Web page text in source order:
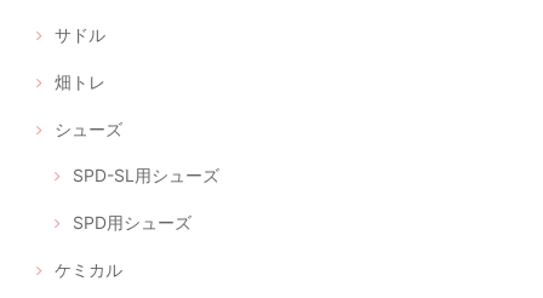
サドル
畑トレ
シューズ
SPD-SL用シューズ
SPD用シューズ
ケミカル